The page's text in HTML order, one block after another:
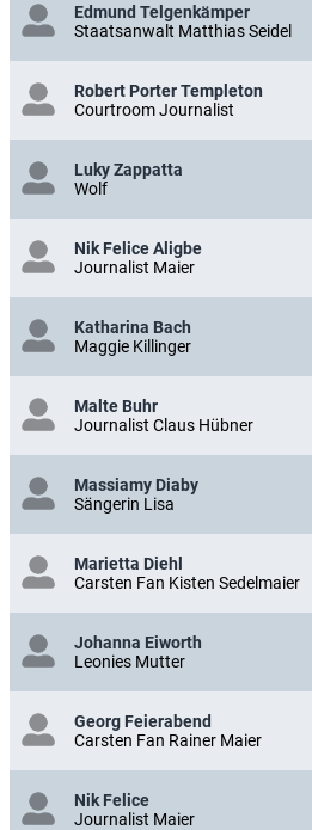
Edmund Telgenkämper
Staatsanwalt Matthias Seidel
Robert Porter Templeton
Courtroom Journalist
Luky Zappatta
Wolf
Nik Felice Aligbe
Journalist Maier
Katharina Bach
Maggie Killinger
Malte Buhr
Journalist Claus Hübner
Massiamy Diaby
Sängerin Lisa
Marietta Diehl
Carsten Fan Kisten Sedelmaier
Johanna Eiworth
Leonies Mutter
Georg Feierabend
Carsten Fan Rainer Maier
Nik Felice
Journalist Maier